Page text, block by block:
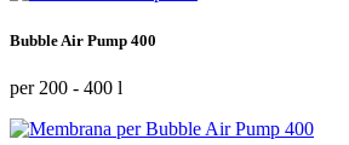
Bubble Air Pump 400
per 200 - 400 l